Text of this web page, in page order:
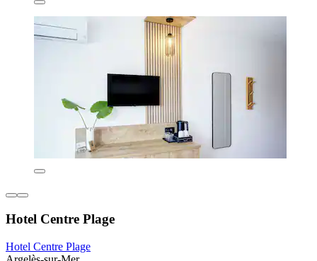
Hotel Centre Plage
Hotel Centre Plage